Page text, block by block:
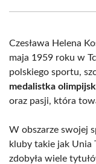
(Twitter)
Czesława Helena
maja 1959 roku w
polskiego sportu,
medalistka
oraz pasji, która
W obszarze swojej
kluby takie jak Unia
zdobyła wiele